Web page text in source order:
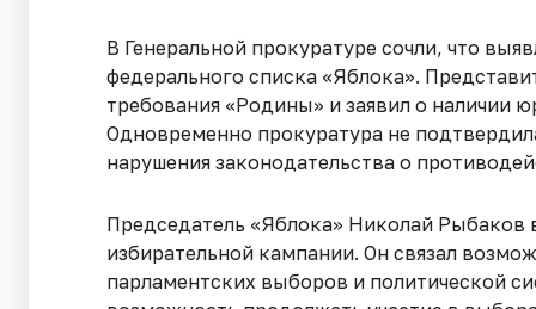
В Генеральной прокуратуре сочли, что
федерального списка «Яблока».
требования «Родины» и заявил о наличии
Одновременно прокуратура не
нарушения законодательства о
Председатель «Яблока» Николай Рыбаков
избирательной кампании. Он связал
парламентских выборов и политической